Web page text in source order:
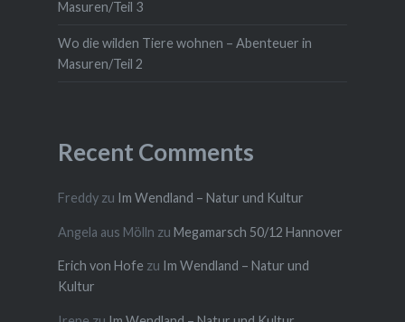
Masuren/Teil 3
Wo die wilden Tiere wohnen – Abenteuer in
Masuren/Teil 2
Recent Comments
Freddyzu Im Wendland – Natur und Kultur
Angela aus Mölln zu Megamarsch 50/12 Hannover
Erich von Hofe zu Im Wendland – Natur und
Kultur